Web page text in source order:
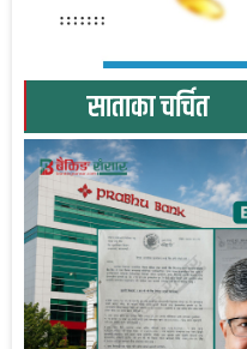
साताका चर्चित